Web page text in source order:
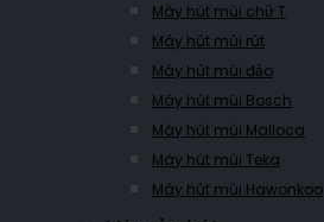
Máy hút mùi chữ T
Máy hút mùi rút
Máy hút mùi đảo
Máy hút mùi Bosch
Máy hút mùi Malloca
Máy hút mùi Teka
Máy hút mùi Hawonkoo